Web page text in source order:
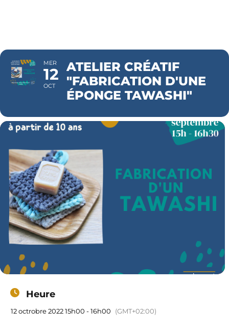
MER
12
OCT
ATELIER CRÉATIF
"FABRICATION D'UNE
ÉPONGE TAWASHI"
Heure
12 octrobre 2022 15h00 - 16h00 (GMT+02:00)